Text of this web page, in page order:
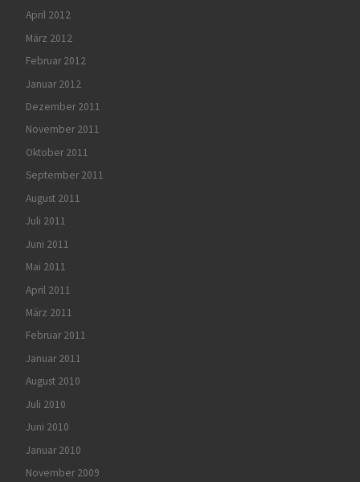
April 2012
März 2012
Februar 2012
Januar 2012
Dezember 2011
November 2011
Oktober 2011
September 2011
August 2011
Juli 2011
Juni 2011
Mai 2011
April 2011
März 2011
Februar 2011
Januar 2011
August 2010
Juli 2010
Juni 2010
Januar 2010
November 2009